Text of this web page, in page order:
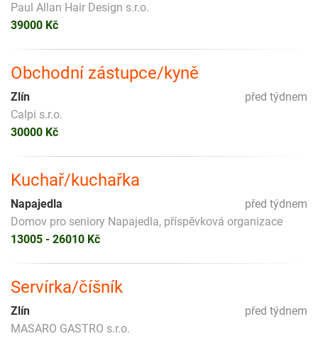
Paul Allan Hair Design s.r.o.
39000 Kč
Obchodní zástupce/kyně
před týdnem
Zlín
Calpi s.r.o.
30000 Kč
Kuchař/kuchařka
před týdnem
Napajedla
Domov pro seniory Napajedla, příspěvková organizace
13005 - 26010 Kč
Servírka/číšník
před týdnem
Zlín
MASARO GASTRO s.r.o.